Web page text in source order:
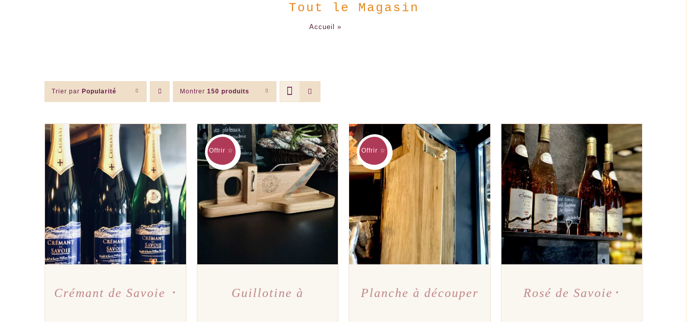
Tout le Magasin
Accueil »
Trier par Popularité Montrer 150 produits
AJOUTER AU PANIER / APERÇU
Crémant de Savoie ･
Offrir ☆
AJOUTER AU PANIER / APERÇU
Guillotine à
Offrir ☆
AJOUTER AU PANIER APERÇU
Planche à découper
AJOUTER AU PANIER / APERÇU
Rosé de Savoie･